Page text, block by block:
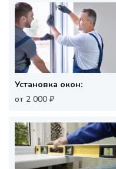
Установка окон:
от 2 000 ₽